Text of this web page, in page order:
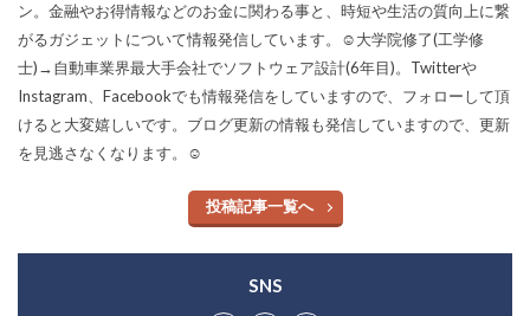
ン。金融やお得情報などのお金に関わる事と、時短や生活の質向上に繋
がるガジェットについて情報発信しています。☺︎大学院修了(工学修
士)→自動車業界最大手会社でソフトウェア設計(6年目)。Twitterや
Instagram、Facebookでも情報発信をしていますので、フォローして頂
けると大変嬉しいです。ブログ更新の情報も発信していますので、更新
を見逃さなくなります。☺︎
投稿記事一覧へ
SNS